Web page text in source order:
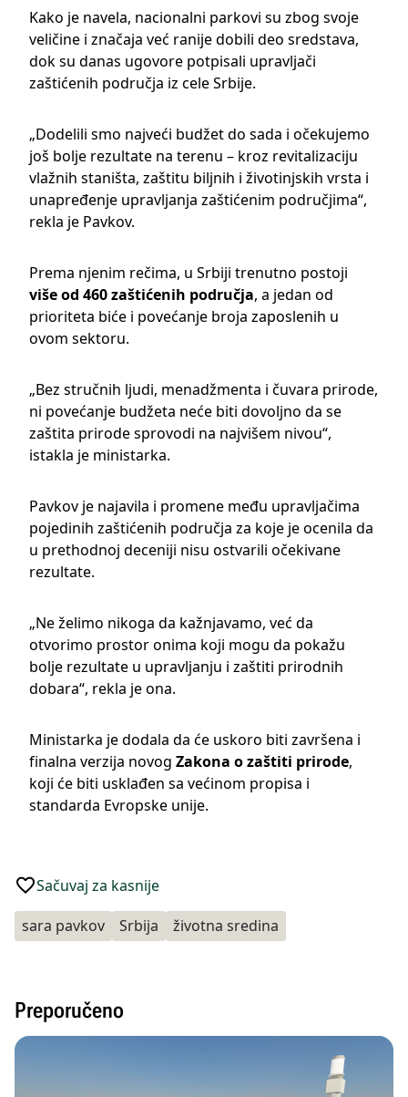
Kako je navela, nacionalni parkovi su zbog svoje
veličine i značaja već ranije dobili deo sredstava,
dok su danas ugovore potpisali upravljači
zaštićenih područja iz cele Srbije.
„Dodelili smo najveći budžet do sada i očekujemo
još bolje rezultate na terenu – kroz revitalizaciju
vlažnih staništa, zaštitu biljnih i životinjskih vrsta i
unapređenje upravljanja zaštićenim područjima“,
rekla je Pavkov.
Prema njenim rečima, u Srbiji trenutno postoji
više od 460 zaštićenih područja, a jedan od
prioriteta biće i povećanje broja zaposlenih u
ovom sektoru.
„Bez stručnih ljudi, menadžmenta i čuvara prirode,
ni povećanje budžeta neće biti dovoljno da se
zaštita prirode sprovodi na najvišem nivou“,
istakla je ministarka.
Pavkov je najavila i promene među upravljačima
pojedinih zaštićenih područja za koje je ocenila da
u prethodnoj deceniji nisu ostvarili očekivane
rezultate.
„Ne želimo nikoga da kažnjavamo, već da
otvorimo prostor onima koji mogu da pokažu
bolje rezultate u upravljanju i zaštiti prirodnih
dobara“, rekla je ona.
Ministarka je dodala da će uskoro biti završena i
finalna verzija novog Zakona o zaštiti prirode,
koji će biti usklađen sa većinom propisa i
standarda Evropske unije.
Sačuvaj za kasnije
sara pavkov Srbija životna sredina
Preporučeno